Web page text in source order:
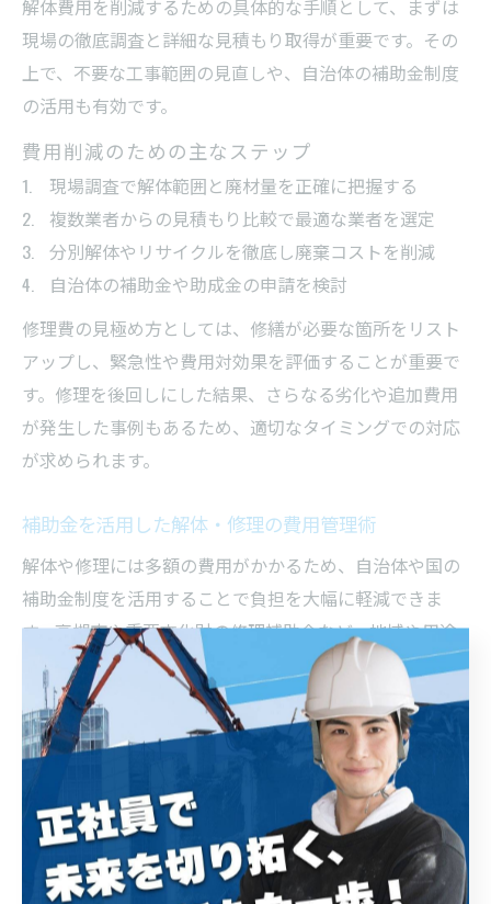
解体費用を削減するための具体的な手順として、まずは
現場の徹底調査と詳細な見積もり取得が重要です。その
上で、不要な工事範囲の見直しや、自治体の補助金制度
の活用も有効です。
費用削減のための主なステップ
現場調査で解体範囲と廃材量を正確に把握する
複数業者からの見積もり比較で最適な業者を選定
分別解体やリサイクルを徹底し廃棄コストを削減
自治体の補助金や助成金の申請を検討
修理費の見極め方としては、修繕が必要な箇所をリスト
アップし、緊急性や費用対効果を評価することが重要で
す。修理を後回しにした結果、さらなる劣化や追加費用
が発生した事例もあるため、適切なタイミングでの対応
が求められます。
補助金を活用した解体・修理の費用管理術
解体や修理には多額の費用がかかるため、自治体や国の
補助金制度を活用することで負担を大幅に軽減できま
す。高槻市や重要文化財の修理補助金など、地域や用途
に応じた制度が用意されているため、事前に情報収集し
申請要件を確認することが大切です。
補助金の申請では、解体・修理の詳細な計画書や見積
書、現状写真などの提出が求められる場合が多く、書類
不備による審査落ちには注意が必要です。特に文化財修
理の場合は、専門業者による調査や届出も必要となるケ
ースがあります。